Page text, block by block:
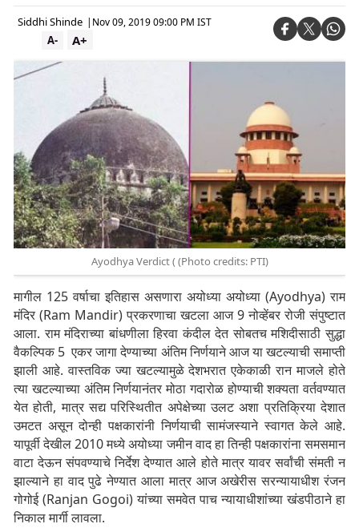
Siddhi Shinde | Nov 09, 2019 09:00 PM IST
A+
A-
Ayodhya Verdict ( (Photo credits: PTI)
मागील 125 वर्षाचा इतिहास असणारा अयोध्या अयोध्या (Ayodhya) राम
मंदिर (Ram Mandir) प्रकरणाचा खटला आज 9 नोव्हेंबर रोजी संपुष्टात
आला. राम मंदिराच्या बांधणीला हिरवा कंदील देत सोबतच मशिदीसाठी सुद्धा
वैकल्पिक 5 एकर जागा देण्याच्या अंतिम निर्णयाने आज या खटल्याची समाप्ती
झाली आहे. वास्तविक ज्या खटल्यामुळे देशभरात एकेकाळी रान माजले होते
त्या खटल्याच्या अंतिम निर्णयानंतर मोठा गदारोळ होण्याची शक्यता वर्तवण्यात
येत होती, मात्र सद्य परिस्थितीत अपेक्षेच्या उलट अशा प्रतिक्रिया देशात
उमटत असून दोन्ही पक्षकारांनी निर्णयाची सामंजस्याने स्वागत केले आहे.
यापूर्वी देखील 2010 मध्ये अयोध्या जमीन वाद हा तिन्ही पक्षकारांना समसमान
वाटा देऊन संपवण्याचे निर्देश देण्यात आले होते मात्र यावर सर्वांची संमती न
झाल्याने हा वाद पुढे नेण्यात आला मात्र आज अखेरीस सरन्यायाधीश रंजन
गोगोई (Ranjan Gogoi) यांच्या समवेत पाच न्यायाधीशांच्या खंडपीठाने हा
निकाल मार्गी लावला.